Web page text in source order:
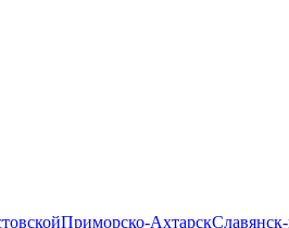
Приморско-Ахтарск